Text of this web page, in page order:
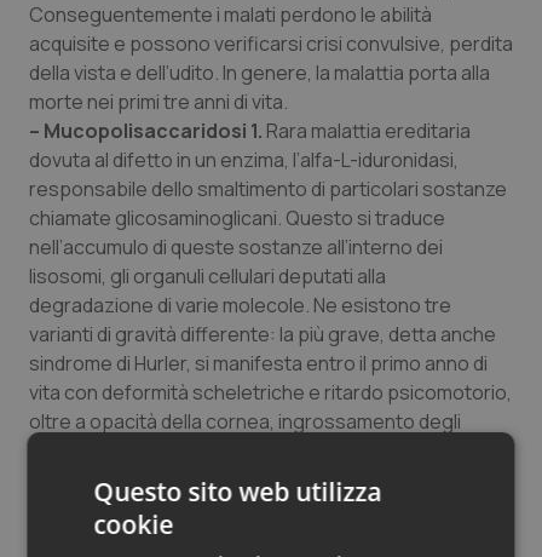
Salute orale & impianti
Sangue & coagulazione
Tiroide
Tumore al seno
Tumore ovarico
Tumori del Polmone & Testa Collo
Tumori gastrointestinali
Ulcera & Reflusso
Conseguentemente i malati perdono le abilità
acquisite e possono verificarsi crisi convulsive, perdita
della vista e dell’udito. In genere, la malattia porta alla
morte nei primi tre anni di vita.
– Mucopolisaccaridosi 1. Rara malattia ereditaria
dovuta al difetto in un enzima, l’alfa-L-iduronidasi,
responsabile dello smaltimento di particolari sostanze
chiamate glicosaminoglicani. Questo si traduce
nell’accumulo di queste sostanze all’interno dei
lisosomi, gli organuli cellulari deputati alla
degradazione di varie molecole. Ne esistono tre
varianti di gravità differente: la più grave, detta anche
sindrome di Hurler, si manifesta entro il primo anno di
vita con deformità scheletriche e ritardo psicomotorio,
oltre a opacità della cornea, ingrossamento degli
La morte può avvenire prima dell’adolescenza per
complicazioni cardiovascolari e respiratorie.
Questo sito web utilizza
cookie